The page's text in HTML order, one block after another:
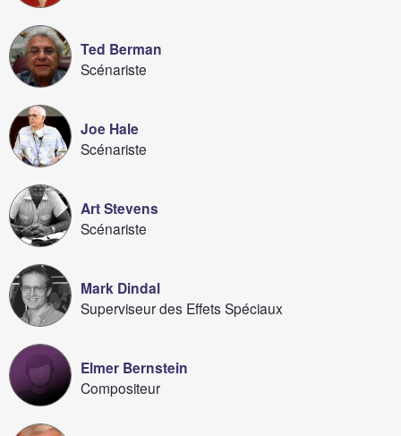
Ted Berman
Scénariste
Joe Hale
Scénariste
Art Stevens
Scénariste
Mark Dindal
Superviseur des Effets Spéciaux
Elmer Bernstein
Compositeur